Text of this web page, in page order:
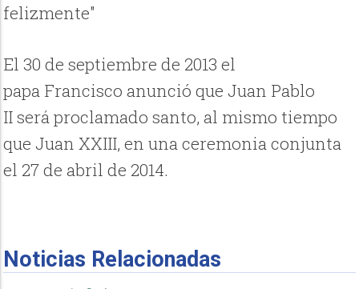
felizmente"
El 30 de septiembre de 2013 el
papa Francisco anunció que Juan Pablo
II será proclamado santo, al mismo tiempo
que Juan XXIII, en una ceremonia conjunta
el 27 de abril de 2014.
Noticias Relacionadas